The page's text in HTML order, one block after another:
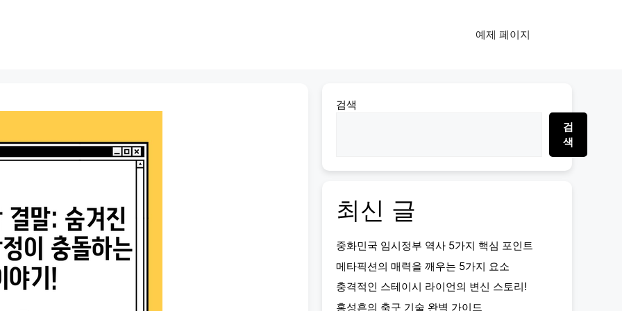
예제 페이지
검색
검
색
최신 글
중화민국 임시정부 역사 5가지 핵심 포인트
메타픽션의 매력을 깨우는 5가지 요소
충격적인 스테이시 라이언의 변신 스토리!
홍성흔의 축구 기술 완벽 가이드